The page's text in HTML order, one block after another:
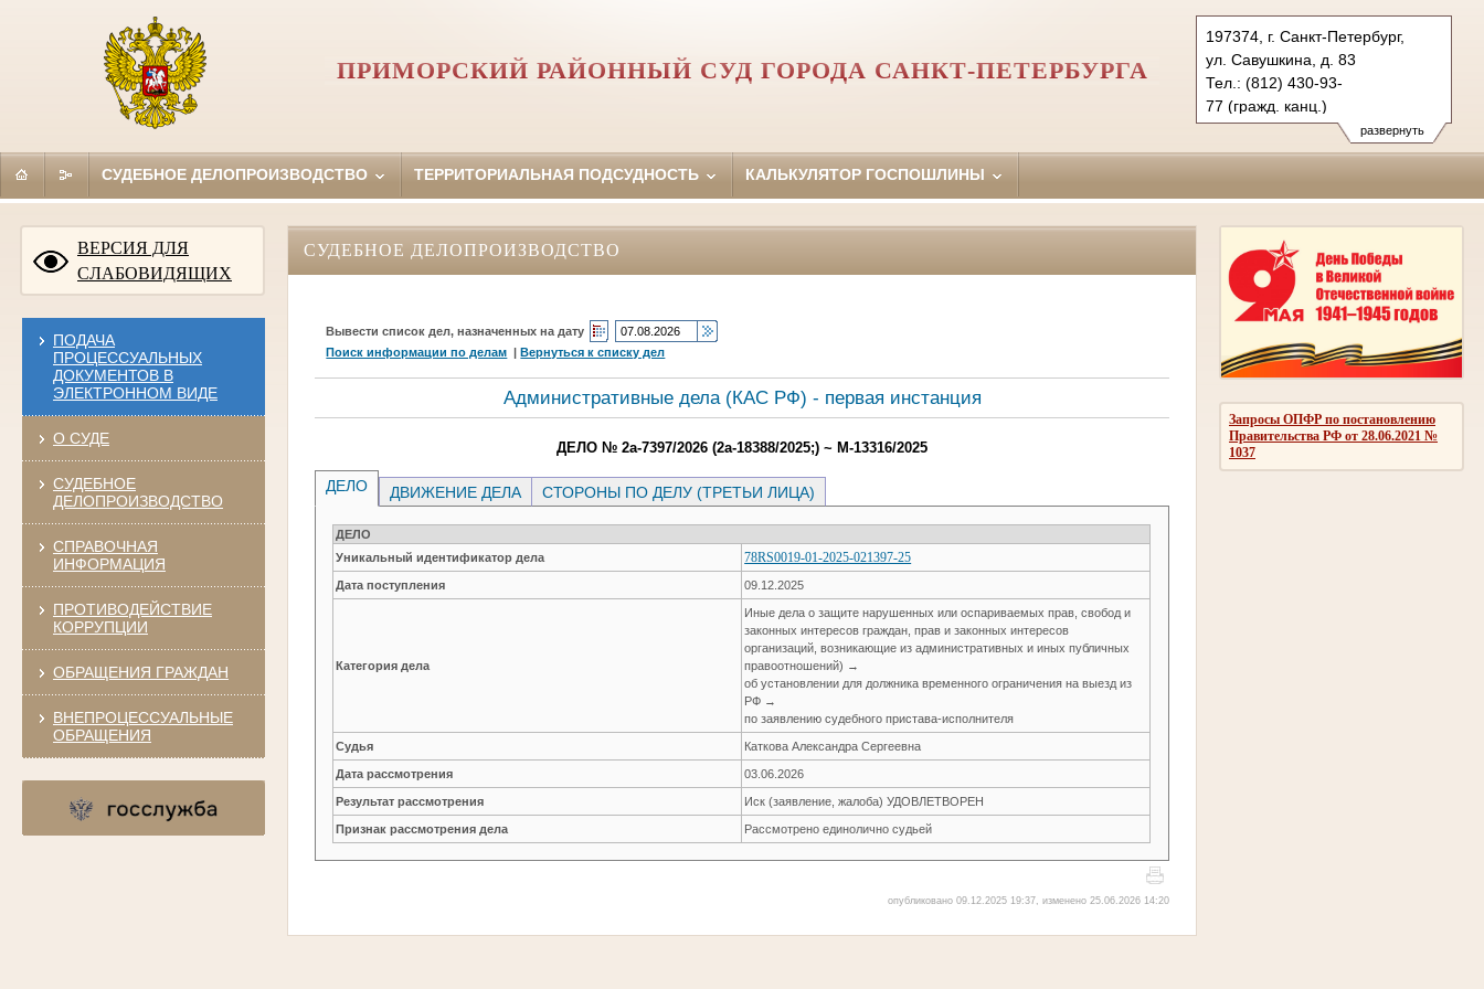
развернуть
197374, г. Санкт-Петербург,
ул. Савушкина, д. 83
Тел.: (812) 430-93-
77 (гражд. канц.)
(812) 430-93-88 (угол. канц.)
primorsky.spb@sudrf.ru
ПРИМОРСКИЙ РАЙОННЫЙ СУД ГОРОДА САНКТ-ПЕТЕРБУРГА
СУДЕБНОЕ ДЕЛОПРОИЗВОДСТВО ТЕРРИТОРИАЛЬНАЯ ПОДСУДНОСТЬ КАЛЬКУЛЯТОР ГОСПОШЛИНЫ
ВЕРСИЯ ДЛЯ
СЛАБОВИДЯЩИХ
ПОДАЧА
ПРОЦЕССУАЛЬНЫХ
ДОКУМЕНТОВ В
ЭЛЕКТРОННОМ ВИДЕ
О СУДЕ
СУДЕБНОЕ
ДЕЛОПРОИЗВОДСТВО
СПРАВОЧНАЯ
ИНФОРМАЦИЯ
ПРОТИВОДЕЙСТВИЕ
КОРРУПЦИИ
ОБРАЩЕНИЯ ГРАЖДАН
ВНЕПРОЦЕССУАЛЬНЫЕ
ОБРАЩЕНИЯ
Запросы ОПФР по постановлению
Правительства РФ от 28.06.2021 №
1037
СУДЕБНОЕ ДЕЛОПРОИЗВОДСТВО
Вывести список дел, назначенных на дату
Поиск информации по делам |Вернуться к списку дел
Административные дела (КАC РФ) - первая инстанция
ДЕЛО № 2а-7397/2026 (2а-18388/2025;) ~ М-13316/2025
ДЕЛО ДВИЖЕНИЕ ДЕЛА СТОРОНЫ ПО ДЕЛУ (ТРЕТЬИ ЛИЦА)
ДЕЛО
Уникальный идентификатор дела
78RS0019-01-2025-021397-25
Дата поступления 09.12.2025
Категория дела
Иные дела о защите нарушенных или оспариваемых прав, свобод и
законных интересов граждан, прав и законных интересов
организаций, возникающие из административных и иных публичных
правоотношений) →
об установлении для должника временного ограничения на выезд из
РФ →
по заявлению судебного пристава-исполнителя
Судья Каткова Александра Сергеевна
Дата рассмотрения 03.06.2026
Результат рассмотрения Иск (заявление, жалоба) УДОВЛЕТВОРЕН
Признак рассмотрения дела Рассмотрено единолично судьей
опубликовано 09.12.2025 19:37, изменено 25.06.2026 14:20